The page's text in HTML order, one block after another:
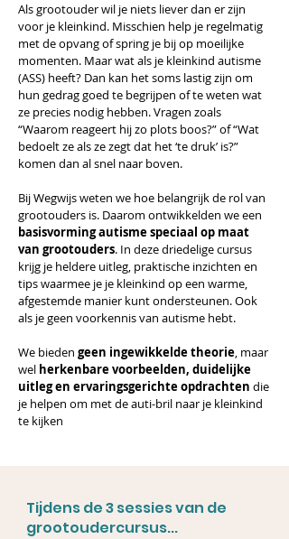
Als grootouder wil je niets liever dan er zijn
voor je kleinkind. Misschien help je regelmatig
met de opvang of spring je bij op moeilijke
momenten. Maar wat als je kleinkind autisme
(ASS) heeft? Dan kan het soms lastig zijn om
hun gedrag goed te begrijpen of te weten wat
ze precies nodig hebben. Vragen zoals
“Waarom reageert hij zo plots boos?” of “Wat
bedoelt ze als ze zegt dat het ‘te druk’ is?”
komen dan al snel naar boven.
Bij Wegwijs weten we hoe belangrijk de rol van
grootouders is. Daarom ontwikkelden we een
basisvorming autisme speciaal op maat
van grootouders. In deze driedelige cursus
krijg je heldere uitleg, praktische inzichten en
tips waarmee je je kleinkind op een warme,
afgestemde manier kunt ondersteunen. Ook
als je geen voorkennis van autisme hebt.
We bieden geen ingewikkelde theorie, maar
wel herkenbare voorbeelden, duidelijke
uitleg en ervaringsgerichte opdrachten die
je helpen om met de auti-bril naar je kleinkind
te kijken
Tijdens de 3 sessies van de
grootoudercursus...